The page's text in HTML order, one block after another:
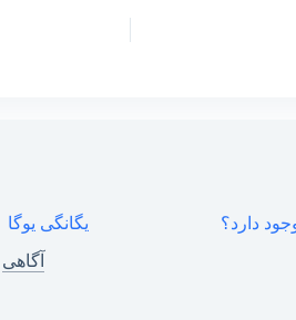
دارد؟
یگانگی یوگا
آگاهی